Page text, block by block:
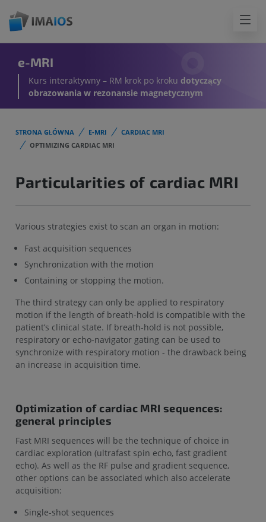
e-MRI
Kurs interaktywny – RM krok po kroku dotyczący
obrazowania w rezonansie magnetycznym
STRONA GŁÓWNA E-MRI
CARDIAC MRI
OPTIMIZING CARDIAC MRI
Particularities of cardiac MRI
Various strategies exist to scan an organ in motion:
Fast acquisition sequences
Synchronization with the motion
Containing or stopping the motion.
The third strategy can only be applied to respiratory
motion if the length of breath-hold is compatible with the
patient’s clinical state. If breath-hold is not possible,
respiratory or echo-navigator gating can be used to
synchronize with respiratory motion - the drawback being
an increase in acquisition time.
Optimization of cardiac MRI sequences:
general principles
Fast MRI sequences will be the technique of choice in
cardiac exploration (ultrafast spin echo, fast gradient
echo). As well as the RF pulse and gradient sequence,
other options can be associated which also accelerate
acquisition:
Single-shot sequences